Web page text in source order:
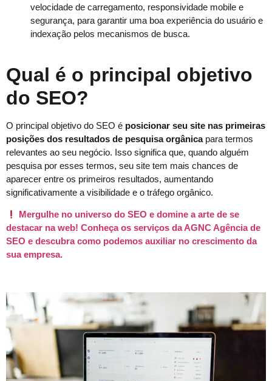
velocidade de carregamento, responsividade mobile e
segurança, para garantir uma boa experiência do usuário e
indexação pelos mecanismos de busca.
Qual é o principal objetivo
do SEO?
O principal objetivo do SEO é posicionar seu site nas primeiras
posições dos resultados de pesquisa orgânicapara termos
relevantes ao seu negócio. Isso significa que, quando alguém
pesquisa por esses termos, seu site tem mais chances de
aparecer entre os primeiros resultados, aumentando
significativamente a visibilidade e o tráfego orgânico.
Mergulhe no universo do SEO e domine a arte de se
destacar na web! Conheça os serviços da AGNC Agência de
SEO e descubra como podemos auxiliar no crescimento da
sua empresa.